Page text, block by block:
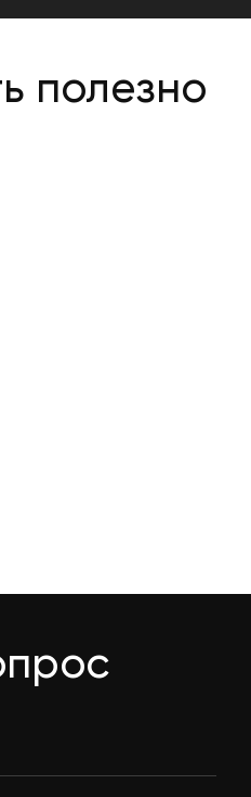
полезно